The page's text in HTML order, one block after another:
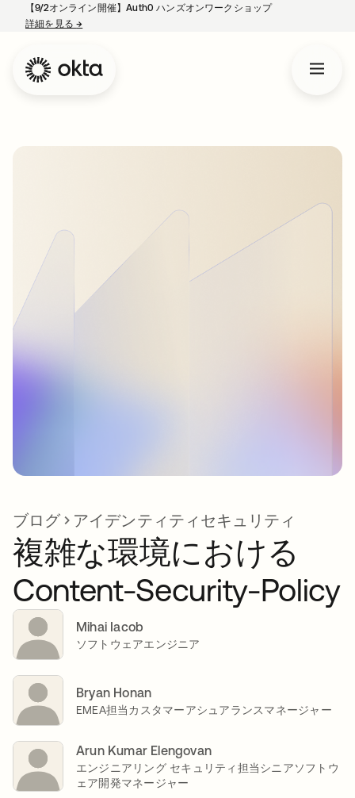
【9/2オンライン開催】Auth0 ハンズオンワークショップ
詳細を見る→
ブログ アイデンティティセキュリティ
複雑な環境における
Content-Security-Policy
Mihai Iacob
ソフトウェアエンジニア
Bryan Honan
EMEA担当カスタマーアシュアランスマネージャー
Arun Kumar Elengovan
エンジニアリング セキュリティ担当シニアソフトウ
ェア開発マネージャー